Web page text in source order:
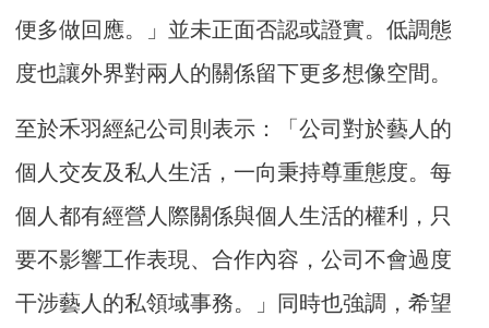
便多做回應。」並未正面否認或證實。低調態
度也讓外界對兩人的關係留下更多想像空間。
至於禾羽經紀公司則表示：「公司對於藝人的
個人交友及私人生活，一向秉持尊重態度。每
個人都有經營人際關係與個人生活的權利，只
要不影響工作表現、合作內容，公司不會過度
干涉藝人的私領域事務。」同時也強調，希望